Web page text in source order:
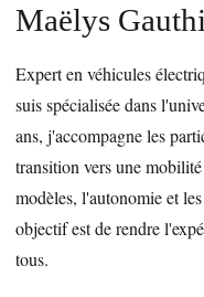
Maëlys
Expert en véhicules
suis spécialisée dans
ans, j'accompagne les
transition vers une
modèles, l'autonomie et
objectif est de rendre
tous.